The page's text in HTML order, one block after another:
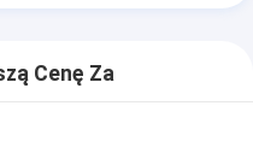
Cenę Za